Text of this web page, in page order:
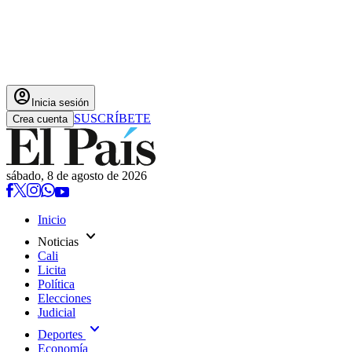
account_circle Inicia sesión
Crea cuenta SUSCRÍBETE
sábado, 8 de agosto de 2026
Inicio
Noticias expand_more
Cali
Licita
Política
Elecciones
Judicial
Deportes expand_more
Economía